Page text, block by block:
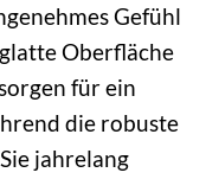
Gefühl
Oberfläche
für ein
die robuste
jahrelang